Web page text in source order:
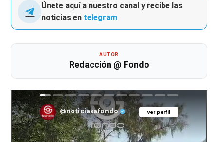
Únete aquí a nuestro canal y recibe las
noticias en telegram
AUTOR
Redacción @ Fondo
Ver perfil
@noticiasafondo Ver perfil